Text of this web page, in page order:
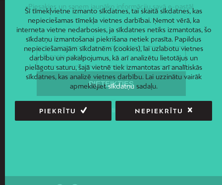
Piesakies un saņem jaunāko informāciju savā e-pastā!
Šī tīmekļvietne izmanto sīkdatnes, tai skaitā sīkdatnes, kas
nepieciešamas tīmekļa vietnes darbībai. Ņemot vērā, ka
interneta vietne nedarbosies, ja sīkdatnes netiks izmantotas, šo
sīkdatņu izmantošanai piekrišana netiek prasīta. Papildus
nepieciešamajām sīkdatnēm (cookies), lai uzlabotu vietnes
darbību un pakalpojumus, kā arī analizētu lietotājus un
pielāgotu saturu, šajā vietnē tiek izmantotas arī analītiskās
sīkdatnes, kas analizē vietnes darbību. Lai uzzinātu vairāk
apmeklējietsīkdatņusadaļu.
PIEKRĪTU NEPIEKRĪTU